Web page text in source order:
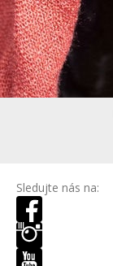
Sledujte nás na: